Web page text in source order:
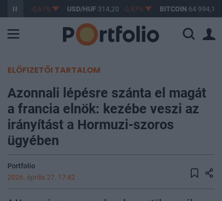
363,17 -0,61% USD/HUF314,20 -0,87% BITCOIN 64 994,12
ELŐFIZETŐI TARTALOM
Azonnali lépésre szánta el magát
a francia elnök: kezébe veszi az
irányítást a Hormuzi-szoros
ügyében
Portfolio
2026. április 27. 17:42